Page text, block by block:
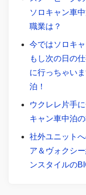
ソロキャン車
職業は？
今ではソロキ
もし次の日の
に行っちゃい
泊！
ウクレレ片手
キャン車中泊
社外ユニット
ア＆ヴォクシ
ンスタイルの